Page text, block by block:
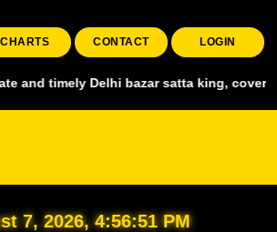
CHARTS CONTACT LOGIN
Delhi bazar satta king, covering all
7, 2026, 4:56:53 PM